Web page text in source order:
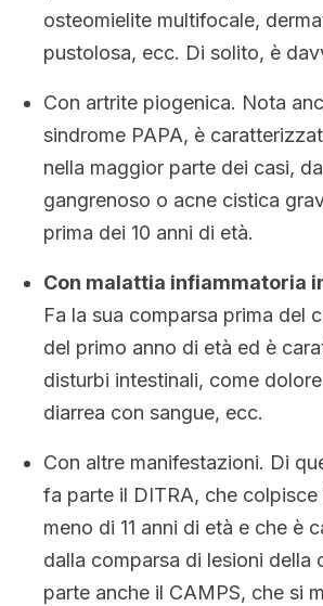
osteomielite multifocale,
pustolosa, ecc. Di solito, è
Con artrite piogenica. Nota
sindrome PAPA, è
nella maggior parte dei casi,
gangrenoso o acne cistica
prima dei 10 anni di età.
Con malattia infiammatoria
Fa la sua comparsa prima del
del primo anno di età ed è
disturbi intestinali, come
diarrea con sangue, ecc.
Con altre manifestazioni. Di
fa parte il DITRA, che colpisce
meno di 11 anni di età e che è
dalla comparsa di lesioni della
parte anche il CAMPS, che si